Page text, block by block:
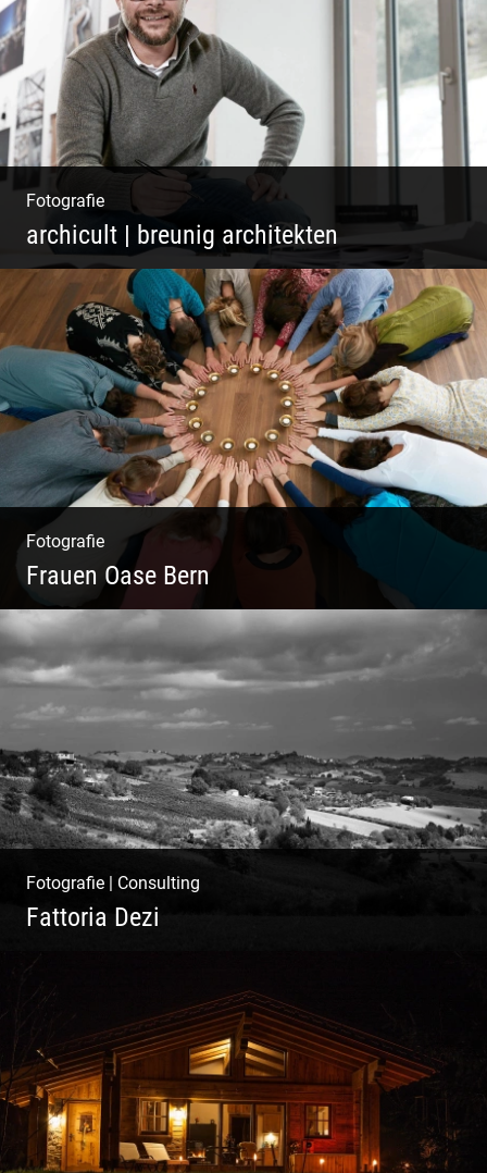
Fotografie
archicult | breunig architekten
Architekten & Bürokatzen | Bauzeichner &
Bauleiter | Mitarbeiter Shooting | Kreative
Köpfe
Fotografie
Frauen Oase Bern
Yoga Fotografie | Magische Momente | Bunte
Farben | Wilde Formen
Fotografie | Consulting
Fattoria Dezi
Übersetzung & Medien | Fotografie &
Texting | Feine Weine